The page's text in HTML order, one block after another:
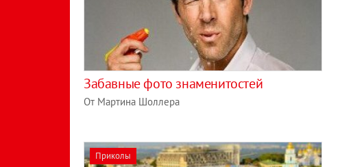
Забавные фото знаменитостей
От Мартина Шоллера
Приколы